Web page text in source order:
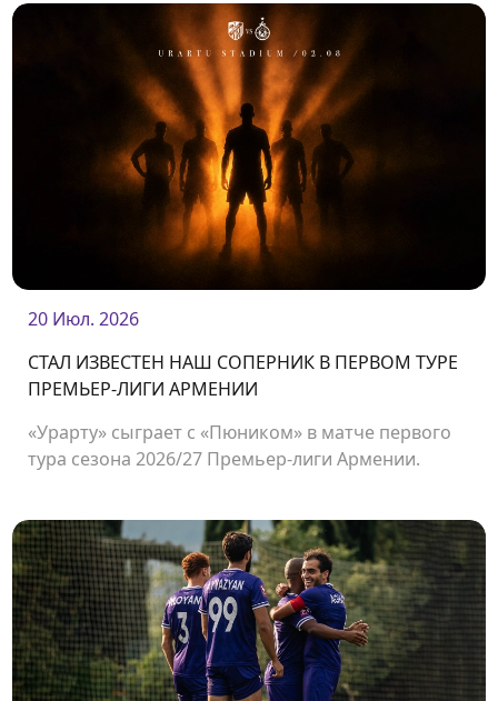
20 Июл. 2026
СТАЛ ИЗВЕСТЕН НАШ СОПЕРНИК В ПЕРВОМ ТУРЕ
ПРЕМЬЕР-ЛИГИ АРМЕНИИ
«Урарту» сыграет с «Пюником» в матче первого
тура сезона 2026/27 Премьер-лиги Армении.